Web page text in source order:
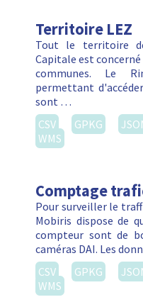
Territoire LEZ
Tout le territoire
Capitale est
communes. Le
permettant
sont …
CSV
GPKG
WMS
Comptage
Pour surveiller le
Mobiris dispose de
compteur sont de
caméras DAI. Les
CSV
GPKG
WMS